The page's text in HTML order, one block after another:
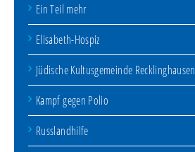
Ein Teil mehr
Elisabeth-Hospiz
Jüdische Kultusgemeinde Recklinghausen
Kampf gegen Polio
Russlandhilfe